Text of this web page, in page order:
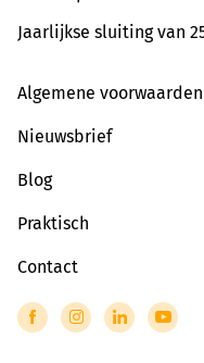
Jaarlijkse sluiting van
Algemene voorwaarden
Nieuwsbrief
Blog
Praktisch
Contact